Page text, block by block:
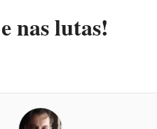
nas lutas!